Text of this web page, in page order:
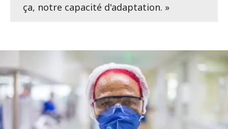
ça, notre capacité d'adaptation. »